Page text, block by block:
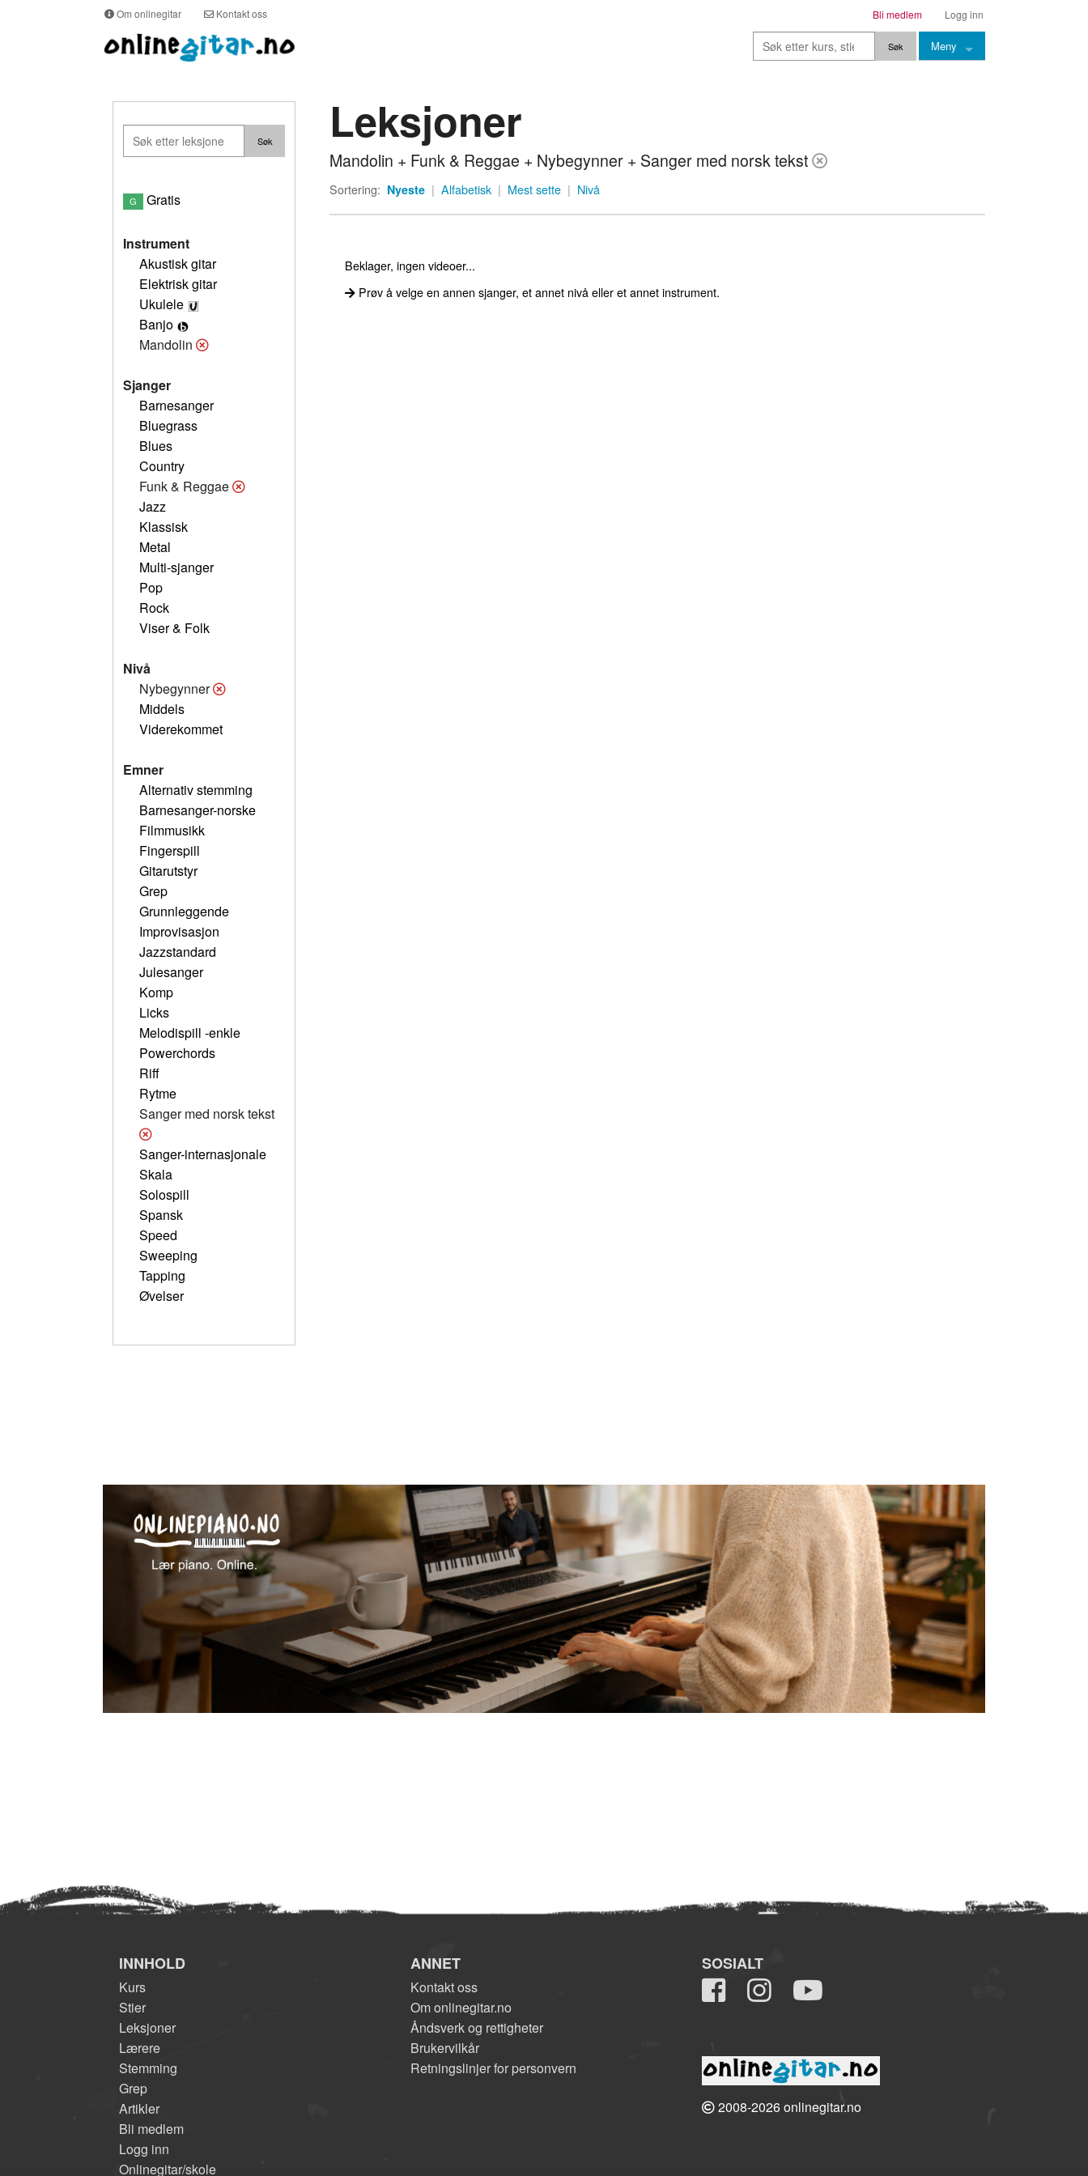
Om onlinegitar Kontakt oss Logg inn
Bli medlem
Meny
Stemming
G Gratis
Instrument
Akustisk gitar
Elektrisk gitar
Ukulele
Banjo
Mandolin
Sjanger
Barnesanger
Bluegrass
Blues
Country
Funk & Reggae
Jazz
Klassisk
Metal
Multi-sjanger
Pop
Rock
Viser & Folk
Nivå
Nybegynner
Middels
Viderekommet
Emner
Alternativ stemming
Barnesanger-norske
Filmmusikk
Fingerspill
Gitarutstyr
Grep
Grunnleggende
Improvisasjon
Jazzstandard
Julesanger
Komp
Licks
Melodispill -enkle
Powerchords
Riff
Rytme
Sanger med norsk tekst
Sanger-internasjonale
Skala
Solospill
Spansk
Speed
Sweeping
Tapping
Øvelser
Leksjoner
Mandolin + Funk & Reggae + Nybegynner + Sanger med norsk tekst
Sortering: Nyeste | Alfabetisk | Mest sette | Nivå
Beklager, ingen videoer...
Prøv å velge en annen sjanger, et annet nivå eller et annet instrument.
INNHOLD
Kurs
Stier
Leksjoner
Lærere
Stemming
Grep
Artikler
Bli medlem
Logg inn
Onlinegitar/skole
ANNET
Kontakt oss
Om onlinegitar.no
Åndsverk og rettigheter
Brukervilkår
Retningslinjer for personvern
SOSIALT
2008-2026 onlinegitar.no